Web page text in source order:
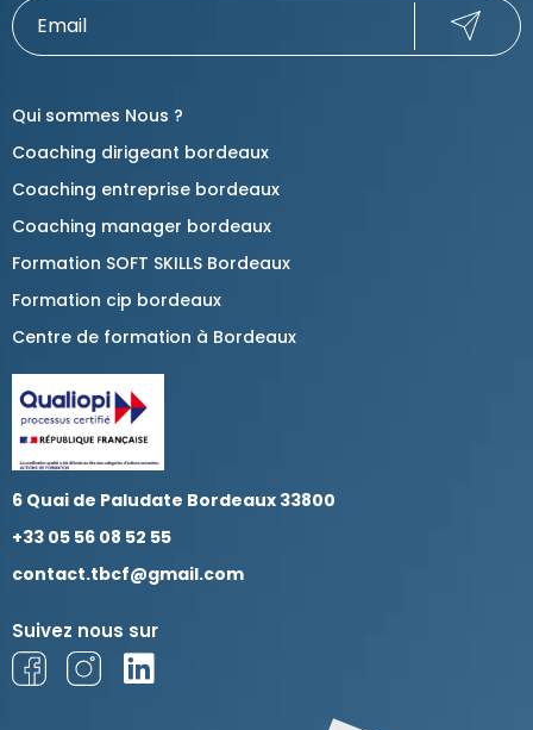
Qui sommes Nous ?
Coaching dirigeant bordeaux
Coaching entreprise bordeaux
Coaching manager bordeaux
Formation SOFT SKILLS Bordeaux
Formation cip bordeaux
Centre de formation à Bordeaux
6 Quai de Paludate Bordeaux 33800
+33 05 56 08 52 55
contact.tbcf@gmail.com
Suivez nous sur